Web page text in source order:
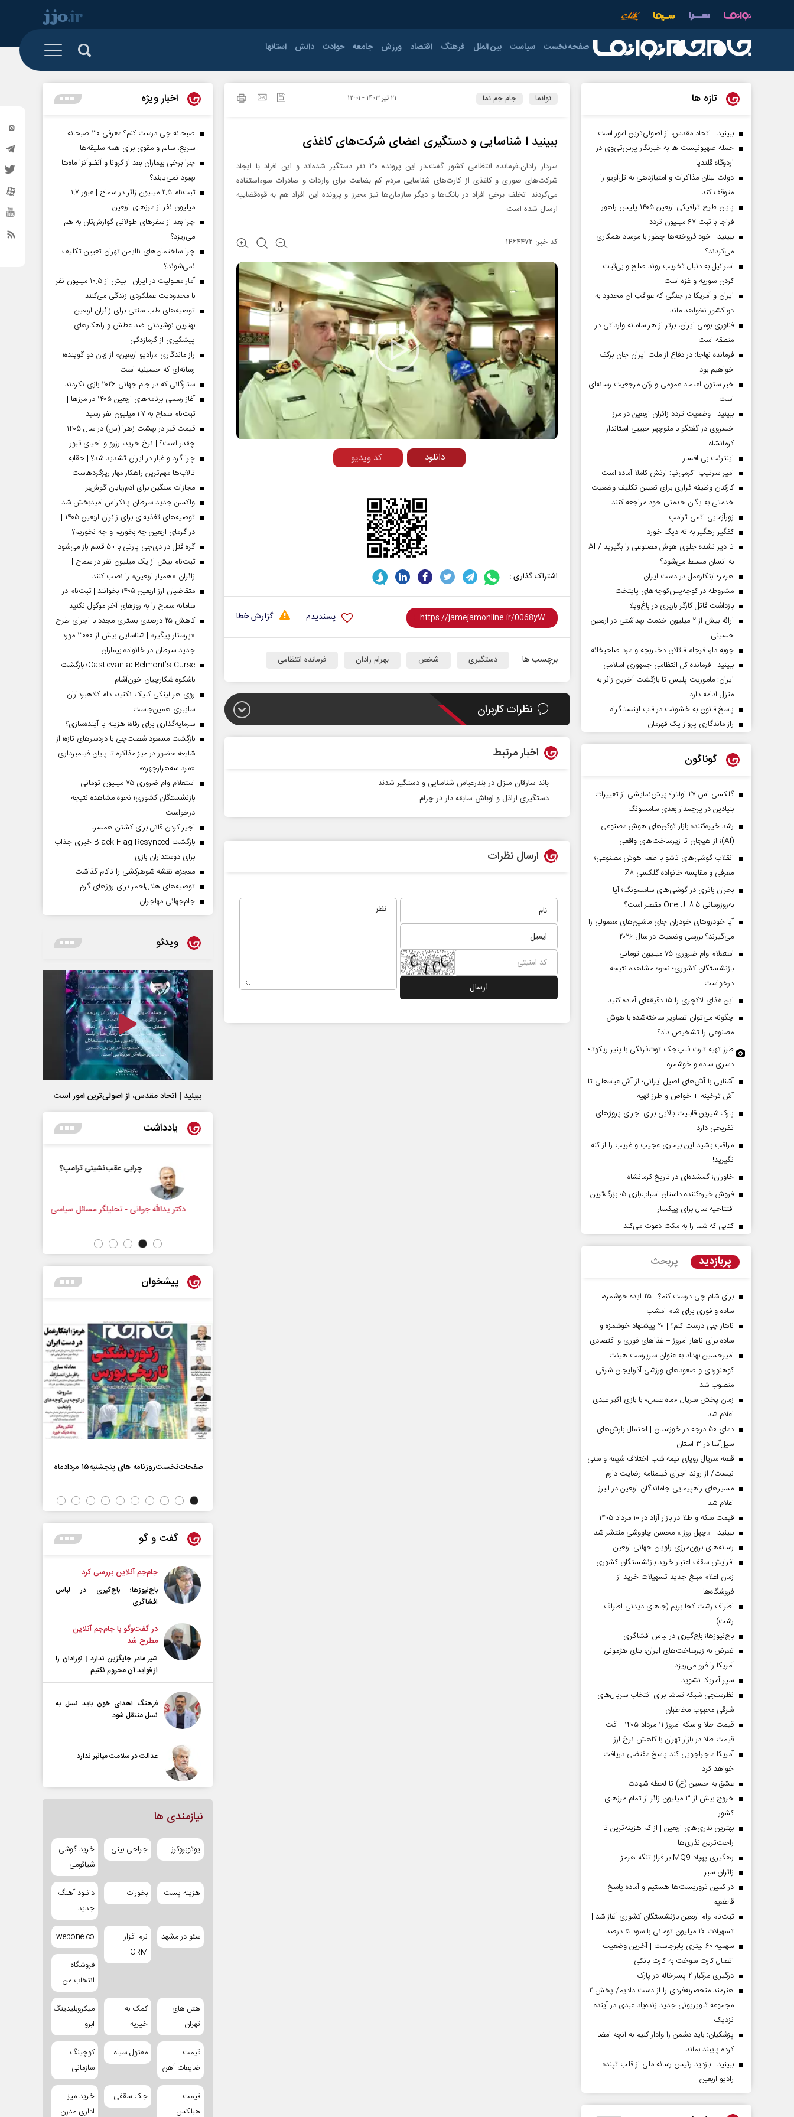
صفحه نخست سیاست
دولت مجلس قوه قضائیه
احزاب و تشکل ها
دفاعی و امنیتی
بین الملل فرهنگ
دفاع مقدس سینما و تئاتر کتاب و ادبیات
موسیقی
صدا و سیما
معارف و اندیشه
اقتصاد
اقتصاد ایران اقتصاد جهان
صنعت و
بانک بیمه و
بورس
ورزش
فوتبال بانوان کشتی و وزنه برداری
رزمی
ورزش های توپی
گیشه روزنامه
جامعه حوادث دانش
عمومی خودرو
جنگ
افزار
فناوری
استانها
آذربایجان شرقی آذربایجان غربی اصفهان
البرز
تهران
خراسان شمالی
خوزستان
زنجان
سیستان و بلوچستان
قزوین قم
کردستان
کرمان
کرمانشاه کهگیلویه و بویراحمد
گلستان
ساوه
هرمزگان
همدان یزد
مناطق آزاد
گیلان
نوانما جام جم نما ۲۱ تير ۱۴۰۳ - ۱۲:۰۱
ببینید ا شناسایی و دستگیری اعضای شرکت‌های کاغذی
سردار رادان،فرمانده انتظامی کشور گفت،در این پرونده ۳۰ نفر دستگیر شده‌اند و این افراد با ایجاد
شرکت‌های صوری و کاغذی از کارت‌های شناسایی مردم کم بضاعت برای واردات و صادرات سوءاستفاده
می‌کردند. تخلف برخی افراد در بانک‌ها و دیگر سازمان‌ها نیز محرز و پرونده این افراد هم به قوه‌قضاییه
ارسال شده است.
کد خبر: ۱۴۶۴۴۷۲
Play
Video
کد ویدیو دانلود
اشتراک گذاری :
گزارش خطا پسندیدم
برچسب ها: دستگیری شخص بهرام رادان فرمانده انتظامی
نظرات کاربران
اخبار مرتبط
باند سارقان منزل در بندرعباس شناسایی و دستگیر شدند
دستگیری اراذل و اوباش سابقه دار در چرام
ارسال نظرات
تازه ها
ببینید | اتحاد مقدس، از اصولی‌ترین امور است
حمله صهیونیست ها به خبرنگار پرس‌تی‌وی در
اردوگاه قلندیا
دولت لبنان مذاکرات و امتیازدهی به تل‌آویو را
متوقف کند
پایان طرح ترافیکی اربعین ۱۴۰۵ پلیس راهور
فراجا با ثبت ۶۷ میلیون تردد
ببینید | خود فروخته‌ها چطور با موساد همکاری
می‌کردند؟
اسرائیل به دنبال تخریب روند صلح و بی‌ثبات
کردن سوریه و غزه است
ایران و آمریکا در جنگی که عواقب آن محدود به
دو کشور نخواهد ماند
فناوری بومی ایران، برتر از هر سامانه وارداتی در
منطقه است
فرمانده نهاجا: در دفاع از ملت ایران جان برکف
خواهیم بود
خبر ستون اعتماد عمومی و رکن مرجعیت رسانه‌ای
است
ببینید | وضعیت تردد زائران اربعین در مرز
خسروی در گفتگو با منوچهر حبیبی استاندار
کرمانشاه
اینترنت بی افسار
امیر سرتیپ اکرمی‌نیا: ارتش کاملا آماده است
کارکنان وظیفه فراری برای تعیین تکلیف وضعیت
خدمتی به یگان خدمتی خود مراجعه کنند
زورآزمایی اتمی ترامپ
کفگیر رهگیر به ته دیگ خورد
تا دیر نشده جلوی هوش مصنوعی را بگیرید / AI
به انسان مسلط می‌شود؟
هرمز؛ ابتکارعمل در دست ایران
مشروطه در کوچه‌پس‌کوچه‌های پایتخت
بازداشت قاتل کارگر باربری در باغ‌ویلا
ارائه بیش از ۲ میلیون خدمت بهداشتی در اربعین
حسینی
چوبه دار، فرجام قاتلان دختربچه و مرد صاحبخانه
ببینید | فرمانده کل انتظامی جمهوری اسلامی
ایران­: مأموریت پلیس تا بازگشت آخرین زائر به
منزل ادامه دارد
پاسخ قانون به خشونت در قاب اینستاگرام
راز ماندگاری پرواز یک قهرمان
گوناگون
گلکسی اس ۲۷ اولترا؛ پیش‌نمایشی از تغییرات
بنیادین در پرچمدار بعدی سامسونگ
رشد خیره‌کننده بازار توکن‌های هوش مصنوعی
(AI)؛ از هیجان تا زیرساخت‌های واقعی
انقلاب گوشی‌های تاشو‌ با طعم هوش مصنوعی؛
معرفی و مقایسه خانواده گلکسی Z۸
بحران باتری در گوشی‌های سامسونگ؛ آیا
به‌روزرسانی One UI ۸.۵ مقصر است؟
آیا خودروهای خودران جای ماشین‌های معمولی را
می‌گیرند؟ بررسی وضعیت در سال ۲۰۲۶
استعلام وام ضروری ۷۵ میلیون تومانی
بازنشستگان کشوری؛ نحوه مشاهده نتیجه
درخواست
این غذای لاکچری را ۱۵ دقیقه‌ای آماده کنید
چگونه می‌توان تصاویر ساخته‌شده با هوش
مصنوعی را تشخیص داد؟
طرز تهیه تارت فلپ‌جک توت‌فرنگی با پنیر ریکوتا؛
دسری ساده و خوشمزه
آشنایی با آش‌های اصیل ایرانی؛ از آش عباسعلی تا
آش ترخینه + خواص و طرز تهیه
پارک شیرین قابلیت‌ بالایی برای اجرای پروژهای
تفریحی دارد
مراقب باشید این بیماری عجیب و غریب را از کنه
نگیرید!
خاوران؛ گمشده‌ای در تاریخ کرمانشاه
فروش خیره‌کننده داستان اسباب‌بازی ۵؛ بزرگ‌ترین
افتتاحیه سال برای پیکسار
کتابی که شما را به مکث دعوت می‌کند
پربازدید پربحث
برای شام چی درست کنم؟ | ۲۵ ایده خوشمزه،
ساده و فوری برای شام امشب
ناهار چی درست کنم؟ | ۲۰ پیشنهاد خوشمزه و
ساده برای ناهار امروز + غذاهای فوری و اقتصادی
امیرحسین بهداد به عنوان سرپرست هیئت
کوهنوردی و صعودهای ورزشی آذربایجان شرقی
منصوب شد
زمان پخش سریال «ماه عسل» با بازی اکبر عبدی
اعلام شد
دمای ۵۰ درجه در خوزستان | احتمال بارش‌های
سیل‌آسا در ۳ استان
قصه سریال رویای نیمه شب اختلاف شیعه و سنی
نیست/ از روند اجرای فیلمنامه رضایت دارم
مسیر‌های راهپیمایی جاماندگان اربعین در البرز
اعلام شد
قیمت سکه و طلا در بازار آزاد در ۱۰ مرداد ۱۴۰۵
ببینید | «چهل روز » محسن چاووشی منتشر شد
رسانه‌های برون‌مرزی راویان جهانی اربعین
افزایش سقف اعتبار خرید بازنشستگان کشوری |
زمان اعلام مبلغ جدید تسهیلات خرید از
فروشگاه‌ها
اطراف رشت کجا بریم (جاهای دیدنی اطراف
رشت)
باج‌نیوزها؛ باج‌گیری در لباس افشاگری
تعرض به زیرساخت‌های ایران، بنای هژمونی
آمریکا را فرو می‌ریزد
سپر آمریکا نشوید
نظرسنجی شبکه تماشا برای انتخاب سریال‌های
شرقی محبوب مخاطبان
قیمت طلا و سکه امروز ۱۱ مرداد ۱۴۰۵ | افت
قیمت طلا در بازار تهران با کاهش نرخ ارز
آمریکا ماجراجویی کند پاسخ مقتضی دریافت
خواهد کرد
عشق به حسین (ع) تا لحظه شهادت
خروج بیش از ۳ میلیون زائر از تمام مرز‌های
کشور
بهترین نذری‌های اربعین | از کم هزینه‌ترین تا
راحت‌ترین نذری‌ها
رهگیری پهپاد MQ9 بر فراز تنگه هرمز
‌زائران سبز
در کمین تروریست‌ها هستیم و آماده پاسخ
قاطعیم
ثبت‌نام وام اربعین بازنشستگان کشوری آغاز شد |
تسهیلات ۲۰ میلیون تومانی با سود ۵ درصد
سهمیه ۶۰ لیتری پابرجاست | آخرین وضعیت
اتصال کارت سوخت به کارت بانکی
درگیری مرگبار ۲ پسرخاله در پارک
هنرمند منحصر‌به‌فردی را از دست دادیم/ پخش ۲
مجموعه تلویزیونی جدید زنده‌یاد عبدی در آینده
نزدیک
پزشکیان: باید دشمن را وادار کنیم به آنچه امضا
کرده پایبند بماند
ببینید | بازدید رئیس رسانه ملی از قلب تپنده
رادیو اربعین
اخبار ویژه
صبحانه چی درست کنم؟ معرفی ۳۰ صبحانه
سریع، سالم و مقوی برای همه سلیقه‌ها
چرا برخی بیماران بعد از کرونا و آنفلوآنزا ماه‌ها
بهبود نمی‌یابند؟
ثبت‌نام ۲.۵ میلیون زائر در سماح | عبور ۱.۷
میلیون نفر از مرز‌های اربعین
چرا بعد از سفرهای طولانی گوارش‌تان به هم
می‌ریزد؟
چرا ساختمان‌های ناایمن تهران تعیین تکلیف
نمی‌شوند؟
آمار معلولیت در ایران | بیش از ۱۰.۵ میلیون نفر
با محدودیت عملکردی زندگی می‌کنند
توصیه‌های طب سنتی برای زائران اربعین |
بهترین نوشیدنی ضد عطش و راهکارهای
پیشگیری از گرمازدگی
راز ماندگاری «رادیو اربعین» از زبان دو گوینده؛
رسانه‌ای که حسینیه است
ستارگانی که در جام جهانی ۲۰۲۶ بازی نکردند
آغاز رسمی برنامه‌های اربعین ۱۴۰۵ در مرز‌ها |
ثبت‌نام سماح به ۱.۷ میلیون نفر رسید
قیمت قبر در بهشت زهرا (س) در سال ۱۴۰۵
چقدر است؟ | نرخ خرید، رزرو و احیای قبور
چرا گرد و غبار در ایران تشدید شد؟ | حقابه
تالاب‌ها مهم‌ترین راهکار مهار ریزگردهاست
مجازات سنگین برای آدم‌ربایان گوش‌بر
واکسن جدید سرطان پانکراس امیدبخش شد
توصیه‌های تغذیه‌ای برای زائران اربعین ۱۴۰۵ |
در گرمای اربعین چه بخوریم و چه نخوریم؟
گره قتل در دی‌جی پارتی با ۵۰ قسم باز می‌شود
ثبت‌نام بیش از یک میلیون نفر در سماح |
زائران «همیار اربعین» را نصب کنند
متقاضیان ارز اربعین ۱۴۰۵ بخوانند | ثبت‌نام در
سامانه سماح را به روز‌های آخر موکول نکنید
کاهش ۲۵ درصدی بستری مجدد با اجرای طرح
«پرستار پیگیر» | شناسایی بیش از ۳۰۰۰ مورد
جدید سرطان در خانواده بیماران
Castlevania: Belmont’s Curse؛ بازگشت
باشکوه شکارچیان خون‌آشام
روی هر لینکی کلیک نکنید، دام کلاهبرداران
سایبری همین‌جاست
سرمایه‌گذاری برای رفاه؛ هزینه یا آینده‌سازی؟
بازگشت مسعود شصت‌چی با دردسر‌های تازه؛ از
شایعه حضور در میز مذاکره تا پایان فیلمبرداری
«مرد سه‌هزارچهره»
استعلام وام ضروری ۷۵ میلیون تومانی
بازنشستگان کشوری؛ نحوه مشاهده نتیجه
درخواست
اجیر کردن قاتل برای کشتن همسر!
بازگشت Black Flag Resynced خبری جذاب
برای دوستداران بازی
معجزه، نقشه شوهرکشی را ناکام گذاشت
توصیه‌های هلال‌احمر برای روز‌های گرم
جام‌جهانی مهاجران
ویدئو
ببینید | اتحاد مقدس، از اصولی‌ترین امور است
یادداشت
استکبار‌
رحمت‌الله نوروزی - عضو کمیسیون اجتماعی
مجلس
چرایی عقب‌نشینی ترامپ؟
دکتر یدالله جوانی - تحلیلگر مسائل سیاسی
پیشخوان
صفحات نخست روزنامه ها‌ی‌سه‌شنبه ۶ مردادماه صفحات‌نخست‌روزنامه ها‌ی پنجشنبه‌۱۵ مردادماه
گفت و گو
جام‌جم آنلاین بررسی کرد
باج‌نیوزها؛ باج‌گیری در لباس
افشاگری
در گفت‌و‌گو با جام‌جم آنلاین
مطرح شد
شیر مادر جایگزین ندارد | نوزادان را
از فواید آن محروم نکنیم
فرهنگ اهدای خون باید نسل به
نسل منتقل شود
عدالت در سلامت میانبر ندارد
نیازمندی ها
یوتوبروکرز جراحی بینی
خرید گوشی
شیائومی
هزینه پست بخورات
دانلود آهنگ
جدید
سئو در مشهد
نرم افزار
CRM
webone.co
فروشگاه
انتخاب من
هتل های
تهران
کمک به
خیریه
میکروبلیدینگ
ابرو
قیمت
ضایعات آهن
مفتول سیاه
کوچینگ
سازمانی
قیمت
هبلکس
جک سقفی
خرید میز
اداری مدرن